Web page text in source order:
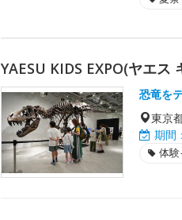
YAESU KIDS EXPO(ヤエ
恐竜を
東京
期間：
体験